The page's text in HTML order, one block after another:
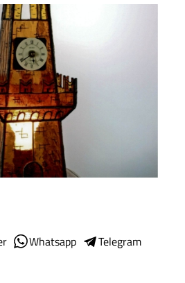
da Giorgio Toschi, donata
Whatsapp
Telegram